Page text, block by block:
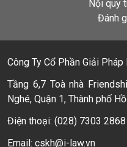
Nội quy
Đánh
Công Ty Cổ Phần Giải
Tầng 6,7 Toà nhà
Nghé, Quận 1, Thành phố
Điện thoại: (028) 7303 2868
Email: cskh@i-law.vn